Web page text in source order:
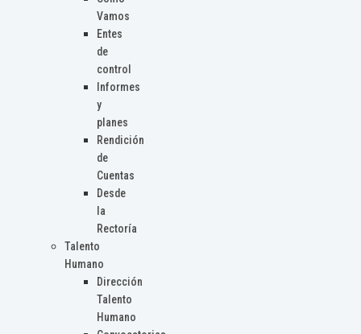
Vamos
Entes
de
control
Informes
y
planes
Rendición
de
Cuentas
Desde
la
Rectoría
Talento
Humano
Dirección
Talento
Humano